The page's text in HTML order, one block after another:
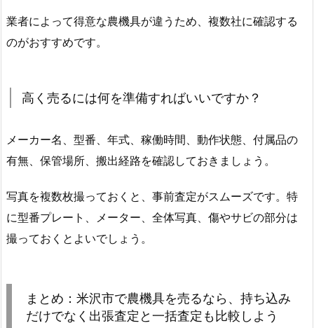
業者によって得意な農機具が違うため、複数社に確認する
のがおすすめです。
高く売るには何を準備すればいいですか？
メーカー名、型番、年式、稼働時間、動作状態、付属品の
有無、保管場所、搬出経路を確認しておきましょう。
写真を複数枚撮っておくと、事前査定がスムーズです。特
に型番プレート、メーター、全体写真、傷やサビの部分は
撮っておくとよいでしょう。
まとめ：米沢市で農機具を売るなら、持ち込み
だけでなく出張査定と一括査定も比較しよう